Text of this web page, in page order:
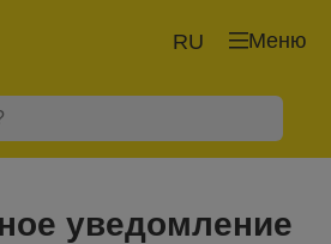
Меню
RU
уведомление